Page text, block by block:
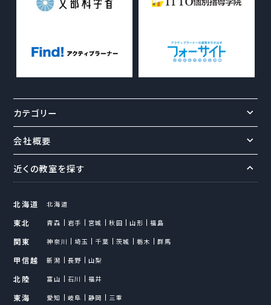
カテゴリー
会社概要
近くの教室を探す
北海道 北海道
東北 青森 岩手 宮城 秋田 山形 福島
関東 神奈川 埼玉 千葉 茨城 栃木 群馬
甲信越 新潟 長野 山梨
北陸 富山 石川 福井
東海 愛知 岐阜 静岡 三重